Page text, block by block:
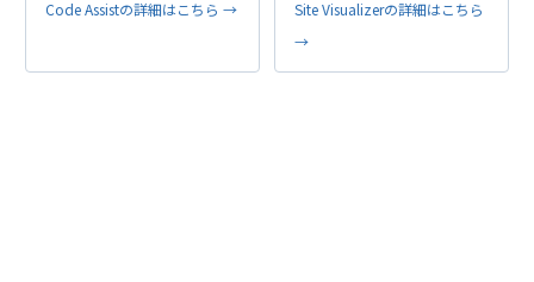
Code Assistの詳細はこちら →
Site Visualizerの詳細はこちら
→